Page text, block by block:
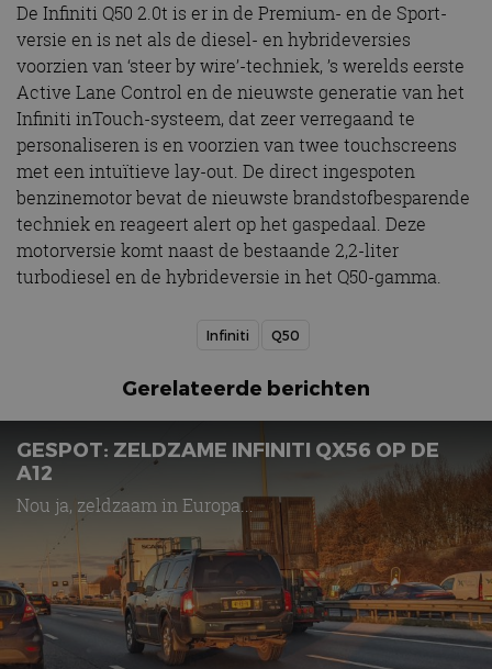
De Infiniti Q50 2.0t is er in de Premium- en de Sport-
versie en is net als de diesel- en hybrideversies
voorzien van ‘steer by wire’-techniek, ’s werelds eerste
Active Lane Control en de nieuwste generatie van het
Infiniti inTouch-systeem, dat zeer verregaand te
personaliseren is en voorzien van twee touchscreens
met een intuïtieve lay-out. De direct ingespoten
benzinemotor bevat de nieuwste brandstofbesparende
techniek en reageert alert op het gaspedaal. Deze
motorversie komt naast de bestaande 2,2-liter
turbodiesel en de hybrideversie in het Q50-gamma.
Infiniti Q50
Gerelateerde berichten
GESPOT: ZELDZAME INFINITI QX56 OP DE
A12
Nou ja, zeldzaam in Europa...